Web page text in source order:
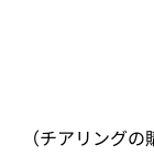
（チアリング